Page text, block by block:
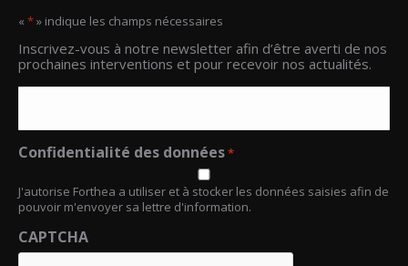
« *» indique les champs nécessaires
*
Inscrivez-vous à notre newsletter afin d’être averti de nos
prochaines interventions et pour recevoir nos actualités.
Confidentialité des données*
J'autorise Forthea a utiliser et à stocker les données saisies afin de
pouvoir m'envoyer sa lettre d'information.
CAPTCHA